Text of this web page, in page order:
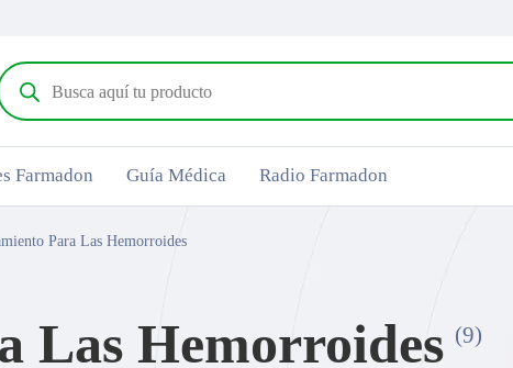
Farmadon Guía Médica Radio Farmadon
Para Las Hemorroides
Las Hemorroides (9)